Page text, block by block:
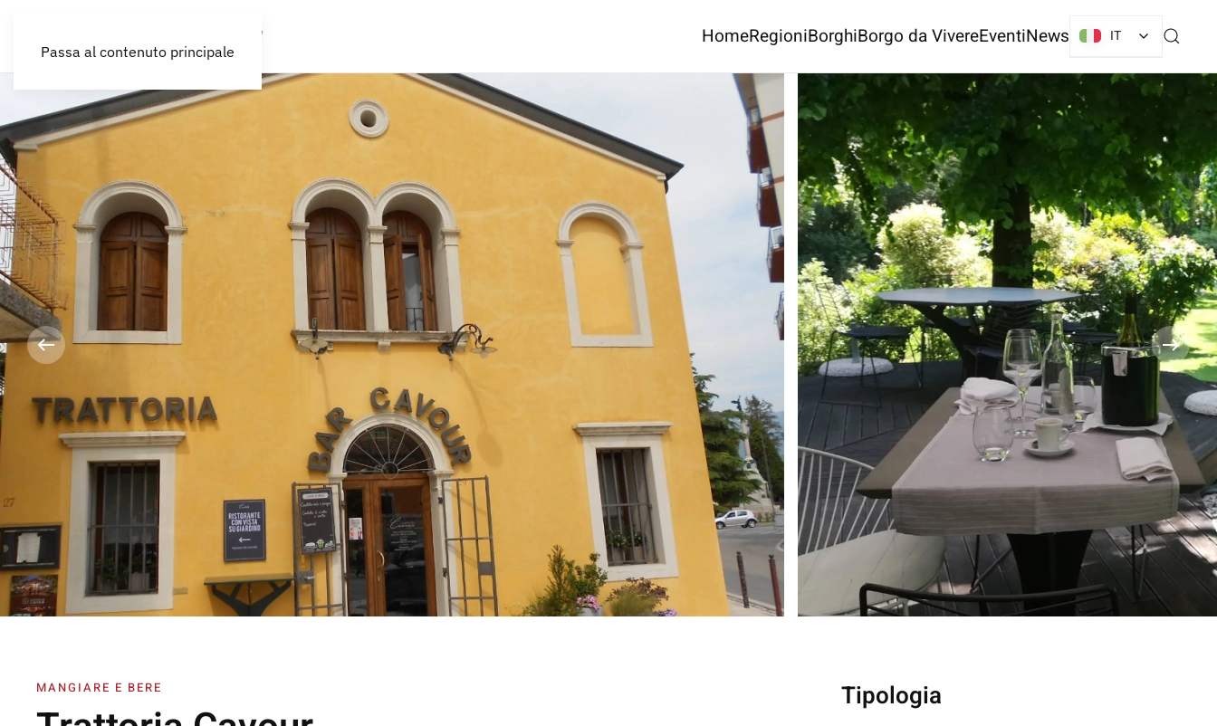
Passa al contenuto principale
HomeRegioniBorghiBorgo da VivereEventiNews IT
MANGIARE E BERE Tipologia